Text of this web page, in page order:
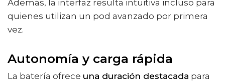
Además, la interfaz resulta intuitiva incluso para
quienes utilizan un pod avanzado por primera
vez.
Autonomía y carga rápida
La batería ofrece una duración destacada para